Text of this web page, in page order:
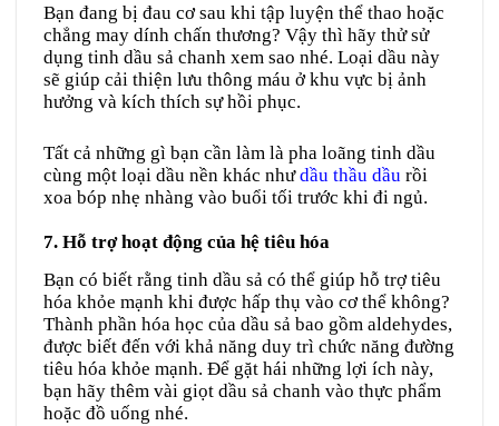
Bạn đang bị đau cơ sau khi tập luyện thể thao hoặc
chẳng may dính chấn thương? Vậy thì hãy thử sử
dụng tinh dầu sả chanh xem sao nhé. Loại dầu này
sẽ giúp cải thiện lưu thông máu ở khu vực bị ảnh
hưởng và kích thích sự hồi phục.
Tất cả những gì bạn cần làm là pha loãng tinh dầu
cùng một loại dầu nền khác nhưdầu thầu dầu rồi
xoa bóp nhẹ nhàng vào buổi tối trước khi đi ngủ.
7. Hỗ trợ hoạt động của hệ tiêu hóa
Bạn có biết rằng tinh dầu sả có thể giúp hỗ trợ tiêu
hóa khỏe mạnh khi được hấp thụ vào cơ thể không?
Thành phần hóa học của dầu sả bao gồm aldehydes,
được biết đến với khả năng duy trì chức năng đường
tiêu hóa khỏe mạnh. Để gặt hái những lợi ích này,
bạn hãy thêm vài giọt dầu sả chanh vào thực phẩm
hoặc đồ uống nhé.